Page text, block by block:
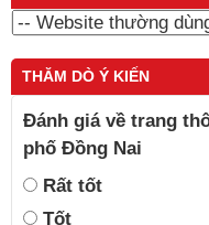
THĂM DÒ Ý KIẾN
Đánh giá về trang
phố Đồng Nai
Rất tốt
Tốt